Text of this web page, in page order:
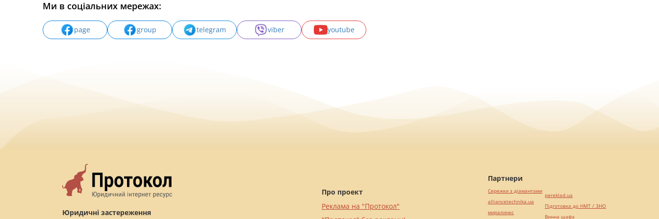
Ми в соціальних мережах:
page group telegram viber youtube
Юридичні застереження
Про проект
Реклама на "Протокол"
Партнери
Сережки з діамантами
alliancetechnika.ua
миралинкс
pereklad.ua
Підготовка до НМТ / ЗНО
Винна шафа